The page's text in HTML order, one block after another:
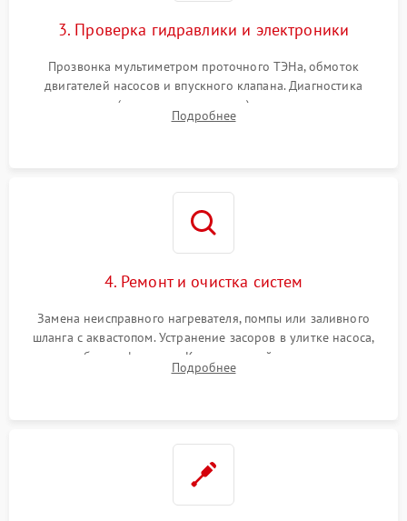
3. Проверка гидравлики и электроники
Прозвонка мультиметром проточного ТЭНа, обмоток
двигателей насосов и впускного клапана. Диагностика
прессостата (датчика уровня воды), датчика мутности,
концевика дверцы и электронного модуля управления.
Подробнее
4. Ремонт и очистка систем
Замена неисправного нагревателя, помпы или заливного
шланга с аквастопом. Устранение засоров в улитке насоса,
патрубках и фильтрах. Компонентный ремонт платы
управления, восстановление поврежденной проводки.
Подробнее